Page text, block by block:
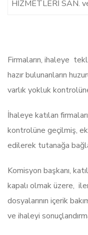
HİZMETLERİ SAN.
Firmaların, ihaleye
hazır bulunanların
varlık yokluk
İhaleye katılan
kontrolüne geçilmiş,
edilerek tutanağa
Komisyon başkanı,
kapalı olmak üzere,
dosyalarının içerik
ve ihaleyi